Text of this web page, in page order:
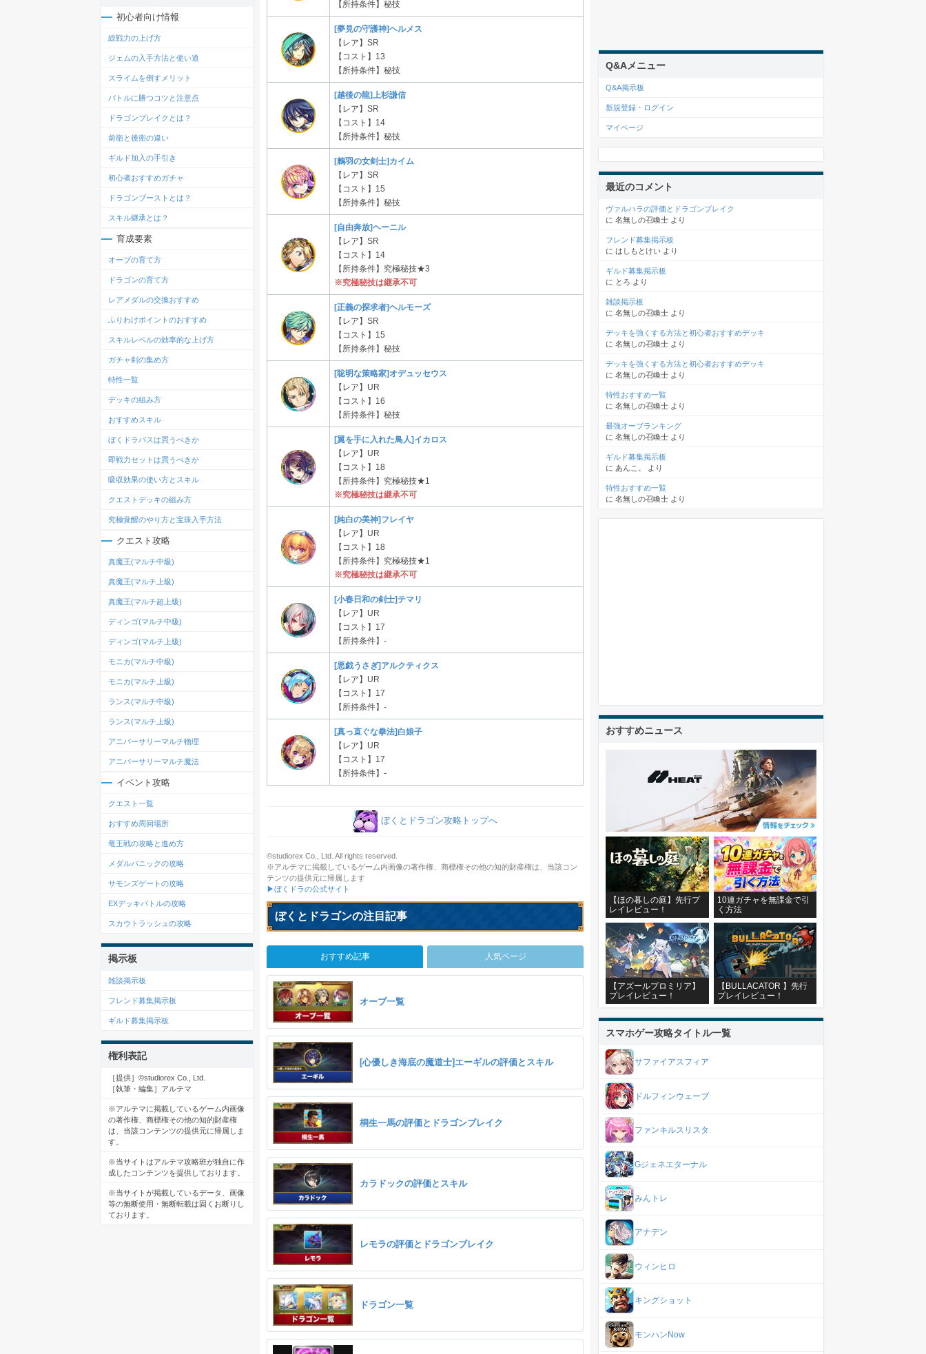
【所持条件】秘技
[夢見の守護神]ヘルメス
【レア】SR
【コスト】13
【所持条件】秘技
[越後の龍]上杉謙信
【レア】SR
【コスト】14
【所持条件】秘技
[鶫羽の女剣士]カイム
【レア】SR
【コスト】15
【所持条件】秘技
[自由奔放]ヘーニル
【レア】SR
【コスト】14
【所持条件】究極秘技★3
※究極秘技は継承不可
[正義の探求者]ヘルモーズ
【レア】SR
【コスト】15
【所持条件】秘技
[聡明な策略家]オデュッセウス
【レア】UR
【コスト】16
【所持条件】秘技
[翼を手に入れた鳥人]イカロス
【レア】UR
【コスト】18
【所持条件】究極秘技★1
※究極秘技は継承不可
[純白の美神]フレイヤ
【レア】UR
【コスト】18
【所持条件】究極秘技★1
※究極秘技は継承不可
[小春日和の剣士]テマリ
【レア】UR
【コスト】17
【所持条件】-
[悪戯うさぎ]アルクティクス
【レア】UR
【コスト】17
【所持条件】-
[真っ直ぐな拳法]白娘子
【レア】UR
【コスト】17
【所持条件】-
ぼくとドラゴン攻略トップへ
©studiorex Co., Ltd. All rights reserved.
※アルテマに掲載しているゲーム内画像の著作権、商標権その他の知的財産権は、当該コン
テンツの提供元に帰属します
▶ぼくドラの公式サイト
ぼくとドラゴンの注目記事
おすすめ記事 人気ページ
オーブ一覧
[心優しき海底の魔道士]エーギルの評価とスキル
桐生一馬の評価とドラゴンブレイク
カラドックの評価とスキル
レモラの評価とドラゴンブレイク
ドラゴン一覧
初心者向け情報
総戦力の上げ方
ジェムの入手方法と使い道
スライムを倒すメリット
バトルに勝つコツと注意点
ドラゴンブレイクとは？
前衛と後衛の違い
ギルド加入の手引き
初心者おすすめガチャ
ドラゴンブーストとは？
スキル継承とは？
育成要素
オーブの育て方
ドラゴンの育て方
レアメダルの交換おすすめ
ふりわけポイントのおすすめ
スキルレベルの効率的な上げ方
ガチャ剣の集め方
特性一覧
デッキの組み方
おすすめスキル
ぼくドラパスは買うべきか
即戦力セットは買うべきか
吸収効果の使い方とスキル
クエストデッキの組み方
究極覚醒のやり方と宝珠入手方法
クエスト攻略
真魔王(マルチ中級)
真魔王(マルチ上級)
真魔王(マルチ超上級)
ディンゴ(マルチ中級)
ディンゴ(マルチ上級)
モニカ(マルチ中級)
モニカ(マルチ上級)
ランス(マルチ中級)
ランス(マルチ上級)
アニバーサリーマルチ物理
アニバーサリーマルチ魔法
イベント攻略
クエスト一覧
おすすめ周回場所
竜王戦の攻略と進め方
メダルパニックの攻略
サモンズゲートの攻略
EXデッキバトルの攻略
スカウトラッシュの攻略
掲示板
雑談掲示板
フレンド募集掲示板
ギルド募集掲示板
権利表記
［提供］©studiorex Co., Ltd.
［執筆・編集］アルテマ
※アルテマに掲載しているゲーム内画像
の著作権、商標権その他の知的財産権
は、当該コンテンツの提供元に帰属しま
す。
※当サイトはアルテマ攻略班が独自に作
成したコンテンツを提供しております。
※当サイトが掲載しているデータ、画像
等の無断使用・無断転載は固くお断りし
ております。
Q&Aメニュー
Q&A掲示板
新規登録・ログイン
マイページ
最近のコメント
ヴァルハラの評価とドラゴンブレイク
に 名無しの召喚士 より
フレンド募集掲示板
に はしもとけい より
ギルド募集掲示板
に とろ より
雑談掲示板
に 名無しの召喚士 より
デッキを強くする方法と初心者おすすめデッキ
に 名無しの召喚士 より
デッキを強くする方法と初心者おすすめデッキ
に 名無しの召喚士 より
特性おすすめ一覧
に 名無しの召喚士 より
最強オーブランキング
に 名無しの召喚士 より
ギルド募集掲示板
に あんこ。 より
特性おすすめ一覧
に 名無しの召喚士 より
おすすめニュース
【ほの暮しの庭】先行プ
レイレビュー！
10連ガチャを無課金で引
く方法
【アズールプロミリア】
プレイレビュー！
【BULLACATOR 】先行
プレイレビュー！
スマホゲー攻略タイトル一覧
サファイアスフィア
ドルフィンウェーブ
ファンキルスリスタ
Gジェネエターナル
みんトレ
アナデン
ウィンヒロ
キングショット
モンハンNow